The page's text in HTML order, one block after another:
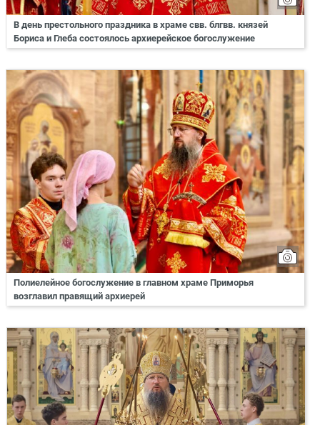
В день престольного праздника в храме свв. блгвв. князей
Бориса и Глеба состоялось архиерейское богослужение
Полиелейное богослужение в главном храме Приморья
возглавил правящий архиерей